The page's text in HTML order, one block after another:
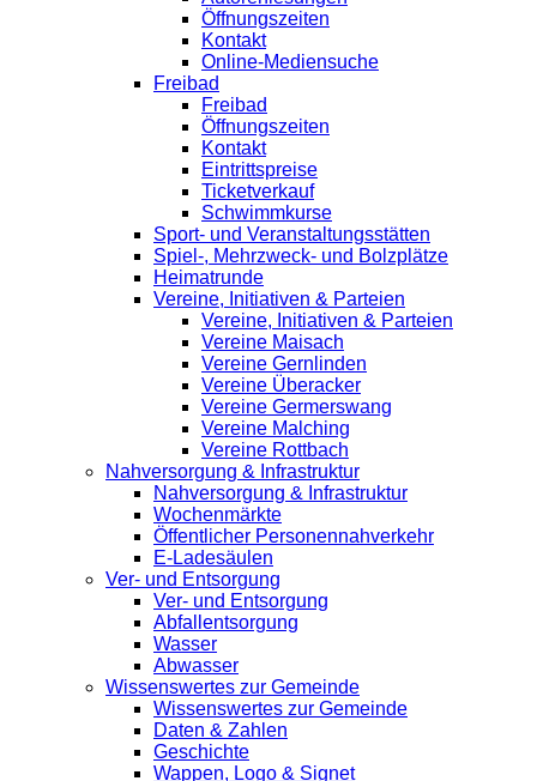
Öffnungszeiten
Kontakt
Online-Mediensuche
Freibad
Freibad
Öffnungszeiten
Kontakt
Eintrittspreise
Ticketverkauf
Schwimmkurse
Sport- und Veranstaltungsstätten
Spiel-, Mehrzweck- und Bolzplätze
Heimatrunde
Vereine, Initiativen & Parteien
Vereine, Initiativen & Parteien
Vereine Maisach
Vereine Gernlinden
Vereine Überacker
Vereine Germerswang
Vereine Malching
Vereine Rottbach
Nahversorgung & Infrastruktur
Nahversorgung & Infrastruktur
Wochenmärkte
Öffentlicher Personennahverkehr
E-Ladesäulen
Ver- und Entsorgung
Ver- und Entsorgung
Abfallentsorgung
Wasser
Abwasser
Wissenswertes zur Gemeinde
Wissenswertes zur Gemeinde
Daten & Zahlen
Geschichte
Wappen, Logo & Signet